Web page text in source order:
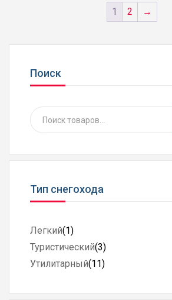
1 2 →
Поиск
Search
for:
Тип снегохода
Легкий(1)
Туристический(3)
Утилитарный(11)